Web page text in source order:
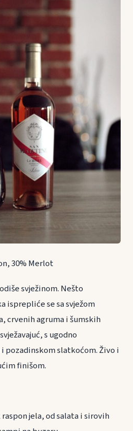
30% Merlot
svježinom. Nešto
isprepliće se sa svježom
crvenih agruma i šumskih
s ugodno
pozadinskom slatkoćom. Živo i
finišom.
jela, od salata i sirovih